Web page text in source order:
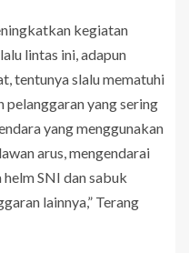
kegiatan
lintas ini, adapun
tentunya slalu mematuhi
yang sering
yang menggunakan
arus, mengendarai
SNI dan sabuk
lainnya,” Terang